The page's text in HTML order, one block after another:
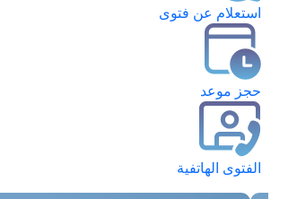
استعلام عن فتوى
حجز موعد
الفتوى الهاتفية